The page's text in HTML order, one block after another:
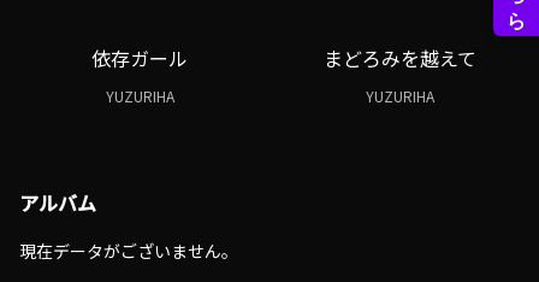
依存ガール
YUZURIHA
まどろみを越えて
YUZURIHA
アルバム
現在データがございません。